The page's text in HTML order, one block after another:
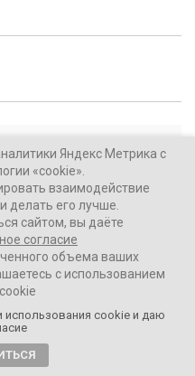
Bloomberg
интервью
Яндекс Метрика с
«cookie».
взаимодействие
делать его лучше.
сайтом, вы даёте
согласие
объема ваших
с использованием
использования cookie и даю